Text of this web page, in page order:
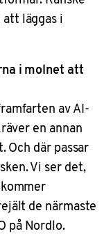
läggas i
i molnet att
av AI-
en annan
där passar
Vi ser det,
de närmaste
på Nordlo.